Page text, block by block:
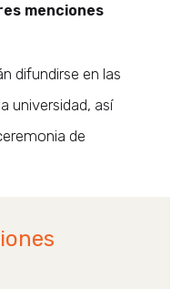
menciones
difundirse en las
universidad, así
de